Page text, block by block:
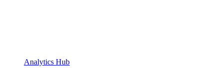
Analytics Hub